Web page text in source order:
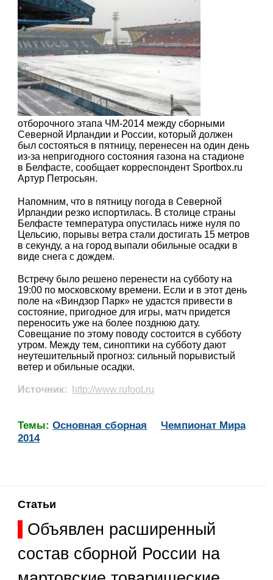
отборочного этапа ЧМ-2014 между сборными
Северной Ирландии и России, который должен
был состояться в пятницу, перенесен на один день
из-за непригодного состояния газона на стадионе
в Белфасте, сообщает корреспондент Sportbox.ru
Артур Петросьян.
Напомним, что в пятницу погода в Северной
Ирландии резко испортилась. В столице страны
Белфасте температура опустилась ниже нуля по
Цельсию, порывы ветра стали достигать 15 метров
в секунду, а на город выпали обильные осадки в
виде снега с дождем.
Встречу было решено перенести на субботу на
19:00 по московскому времени. Если и в этот день
поле на «Виндзор Парк» не удастся привести в
состояние, пригодное для игры, матч придется
переносить уже на более позднюю дату.
Совещание по этому поводу состоится в субботу
утром. Между тем, синоптики на субботу дают
неутешительный прогноз: сильный порывистый
ветер и обильные осадки.
Источник: http://www.rufoot.ru
Темы:Основная сборная
Чемпионат Мира
2014
Статьи
Объявлен расширенный
состав сборной России на